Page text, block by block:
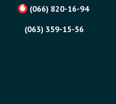
(066) 820-16-94
(063) 359-15-56